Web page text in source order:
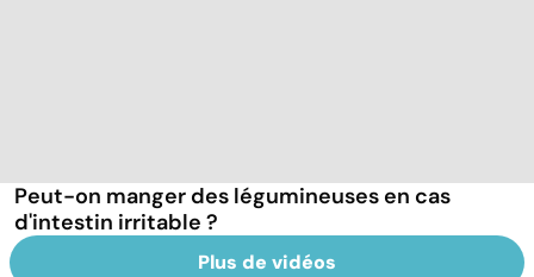
Peut-on manger des légumineuses en cas
d'intestin irritable ?
Plus de vidéos